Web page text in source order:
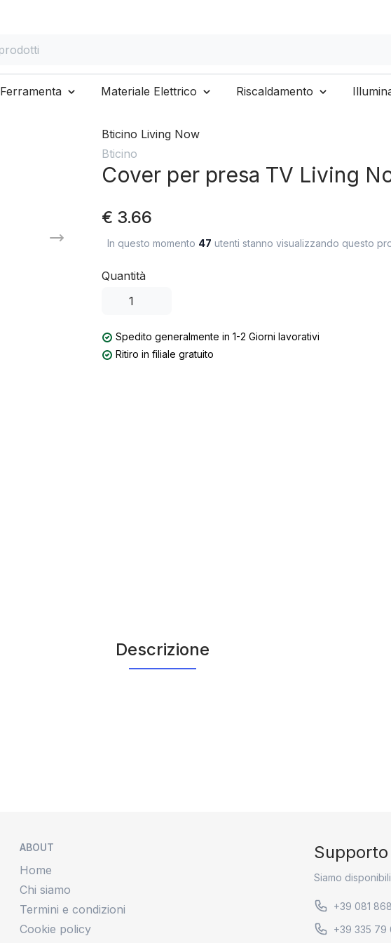
Ferramenta Materiale Elettrico Riscaldamento
Bticino Living Now
Bticino
Cover per presa TV Living
€ 3.66
In questo momento 47 utenti stanno visualizzando questo
Quantità
Spedito generalmente in 1-2 Giorni lavorativi
Ritiro in filiale gratuito
Descrizione
ABOUT
Home
Chi siamo
Termini e condizioni
Cookie policy
Supporto
Siamo
+39 081
+39 335 79